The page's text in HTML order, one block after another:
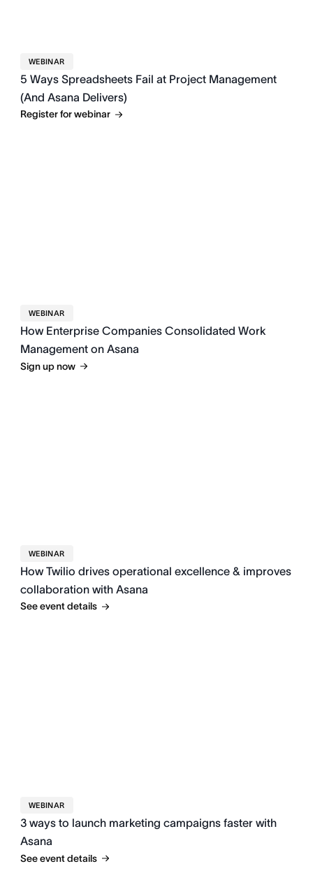
WEBINAR
5 Ways Spreadsheets Fail at Project Management
(And Asana Delivers)
Register for webinar
WEBINAR
How Enterprise Companies Consolidated Work
Management on Asana
Sign up now
WEBINAR
How Twilio drives operational excellence & improves
collaboration with Asana
See event details
WEBINAR
3 ways to launch marketing campaigns faster with
Asana
See event details